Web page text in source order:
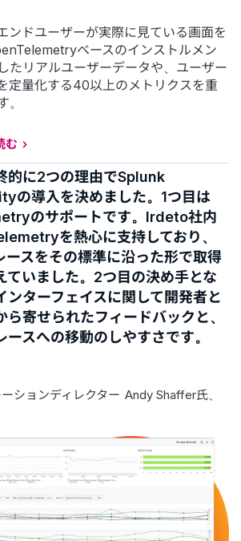
ンドユーザーが実際に見ている画面を
ベースのインストルメン
たリアルユーザーデータや、ユーザー
定量化する40以上のメトリクスを重
。
む
的に2つの理由でSplunk
の導入を決めました。1つ目は
のサポートです。Irdeto社内
を熱心に支持しており、
ースをその標準に沿った形で取得
ていました。2つ目の決め手とな
ンターフェイスに関して開発者と
ら寄せられたフィードバックと、
ースへの移動のしやすさです。
ションディレクター Andy Shaffer氏、